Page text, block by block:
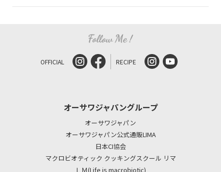
OFFICIAL RECIPE
オーサワジャパングループ
オーサワジャパン
オーサワジャパン公式通販LIMA
日本CI協会
マクロビオティック クッキングスクール リマ
ＬＭ(Life is macrobiotic)